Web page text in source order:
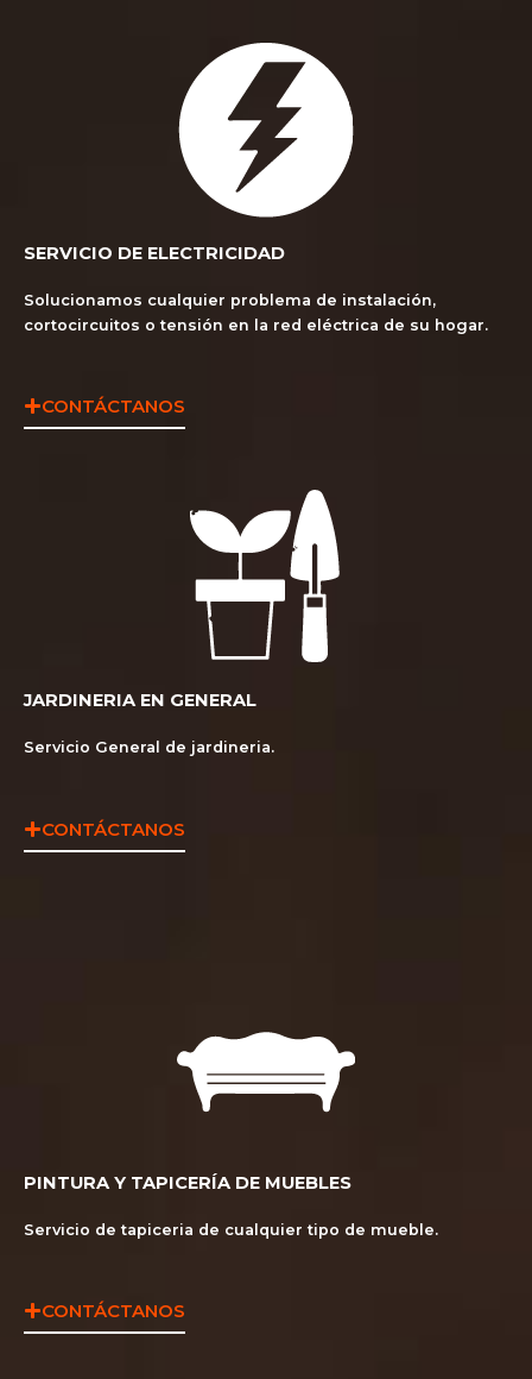
SERVICIO DE ELECTRICIDAD
Solucionamos cualquier problema de instalación,
cortocircuitos o tensión en la red eléctrica de su hogar.
CONTÁCTANOS
JARDINERIA EN GENERAL​
Servicio General de jardineria.
CONTÁCTANOS
PINTURA Y TAPICERÍA DE MUEBLES
Servicio de tapiceria de cualquier tipo de mueble.
CONTÁCTANOS